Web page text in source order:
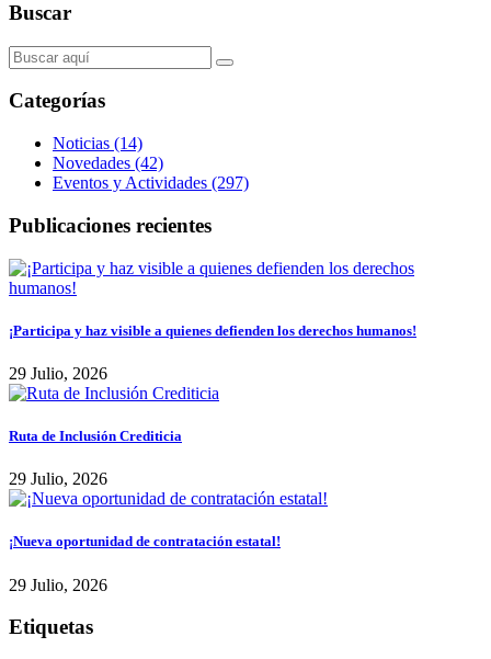
Buscar
Categorías
Noticias (14)
Novedades (42)
Eventos y Actividades (297)
Publicaciones recientes
¡Participa y haz visible a quienes defienden los derechos humanos!
29 Julio, 2026
Ruta de Inclusión Crediticia
29 Julio, 2026
¡Nueva oportunidad de contratación estatal!
29 Julio, 2026
Etiquetas